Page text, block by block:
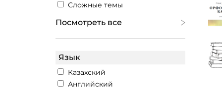
Сложные темы
Посмотреть все
Язык
Казахский
Английский